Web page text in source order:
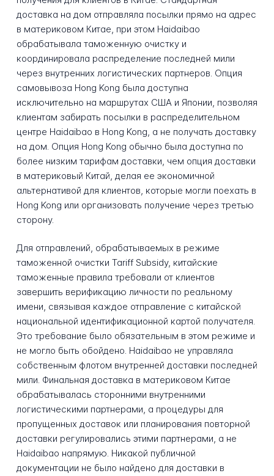
доставка на дом отправляла посылки прямо на адрес
в материковом Китае, при этом Haidaibao
обрабатывала таможенную очистку и
координировала распределение последней мили
через внутренних логистических партнеров. Опция
самовывоза Hong Kong была доступна
исключительно на маршрутах США и Японии, позволяя
клиентам забирать посылки в распределительном
центре Haidaibao в Hong Kong, а не получать доставку
на дом. Опция Hong Kong обычно была доступна по
более низким тарифам доставки, чем опция доставки
в материковый Китай, делая ее экономичной
альтернативой для клиентов, которые могли поехать в
Hong Kong или организовать получение через третью
сторону.
Для отправлений, обрабатываемых в режиме
таможенной очистки Tariff Subsidy, китайские
таможенные правила требовали от клиентов
завершить верификацию личности по реальному
имени, связывая каждое отправление с китайской
национальной идентификационной картой получателя.
Это требование было обязательным в этом режиме и
не могло быть обойдено. Haidaibao не управляла
собственным флотом внутренней доставки последней
мили. Финальная доставка в материковом Китае
обрабатывалась сторонними внутренними
логистическими партнерами, а процедуры для
пропущенных доставок или планирования повторной
доставки регулировались этими партнерами, а не
Haidaibao напрямую. Никакой публичной
документации не было найдено для доставки в